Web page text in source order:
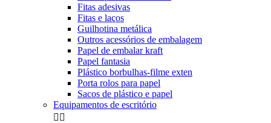
Fitas adesivas
Fitas e laços
Guilhotina metálica
Outros acessórios de embalagem
Papel de embalar kraft
Papel fantasia
Plástico borbulhas-filme exten
Porta rolos para papel
Sacos de plástico e papel
Equipamentos de escritório
 